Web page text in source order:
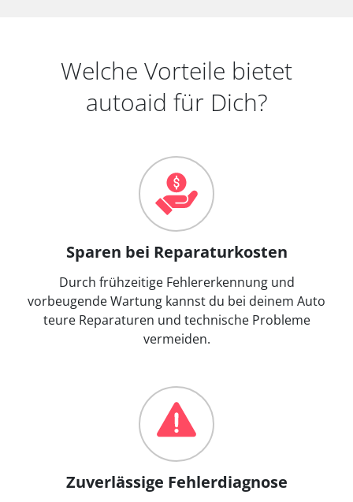
Welche Vorteile bietet
autoaid für Dich?
Sparen bei Reparaturkosten
Durch frühzeitige Fehlererkennung und
vorbeugende Wartung kannst du bei deinem Auto
teure Reparaturen und technische Probleme
vermeiden.
Zuverlässige Fehlerdiagnose